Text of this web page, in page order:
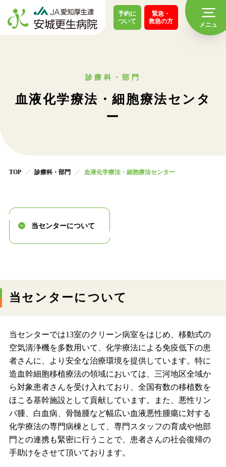
予約に
ついて
緊急・
救急の方
診療科・部門
血液化学療法・細胞療法センタ
ー
TOP 診療科・部門 血液化学療法・細胞療法センター
当センターについて
当センターについて
当センターでは13室のクリーン病室をはじめ、移動式の
空気清浄機を多数用いて、化学療法による免疫低下の患
者さんに、より安全な治療環境を提供しています。特に
造血幹細胞移植療法の領域においては、三河地区全域か
ら対象患者さんを受け入れており、全国有数の移植数を
ほこる基幹施設として貢献しています。また、悪性リン
パ腫、白血病、骨髄腫など幅広い血液悪性腫瘍に対する
化学療法の専門病棟として、専門スタッフの育成や他部
門との連携も緊密に行うことで、患者さんの社会復帰の
手助けをさせて頂いております。